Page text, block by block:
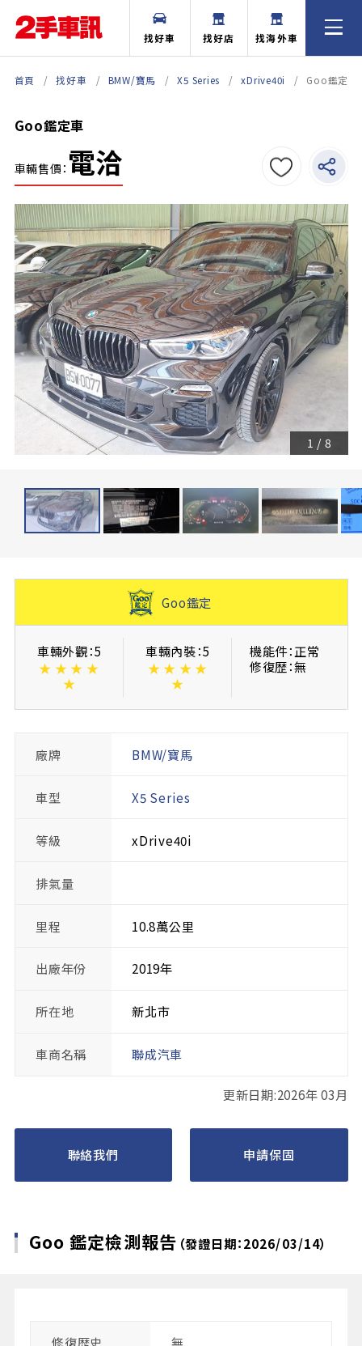
找好車 找好店 找海外車
首頁 找好車 BMW/寶馬 X5 Series xDrive40i Goo鑑定車
Goo鑑定車
車輛售價： 電洽
1 / 8
Goo鑑定
車輛外觀：5
★ ★ ★ ★
★
車輛內裝：5
★ ★ ★ ★
★
機能件：正常
修復歴：無
廠牌 BMW/寶馬
車型 X5 Series
等級 xDrive40i
排氣量
里程 10.8萬公里
出廠年份 2019年
所在地 新北市
車商名稱 聯成汽車
更新日期:2026年 03月
聯絡我們 申請保固
Goo 鑑定檢測報告 （發證日期：2026/03/14）
修復歴史 無